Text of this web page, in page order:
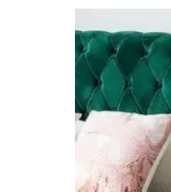
binnen komt lopen
slaapkamer.
wij dit ook tegen
gericht om uw
zetten we onze
90×210 –
Montage service
levertijd –
Kosteloos advies
showroom voor